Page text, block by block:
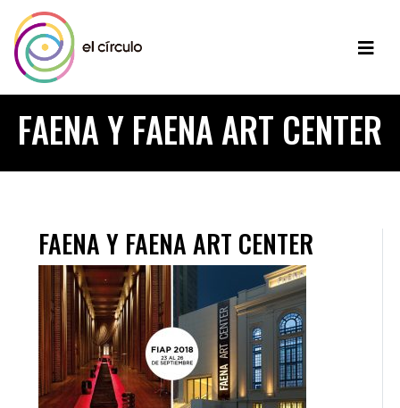
FAENA Y FAENA ART CENTER
FAENA Y FAENA ART CENTER